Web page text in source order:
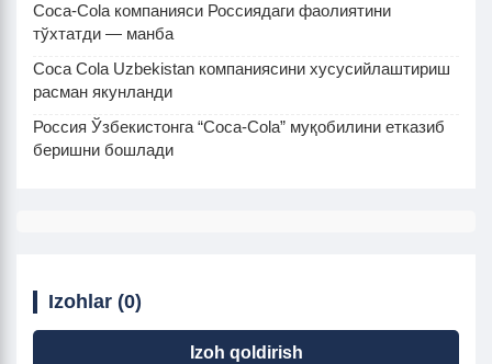
Coca-Cola компанияси Россиядаги фаолиятини
тўхтатди — манба
Coca Cola Uzbekistan компаниясини хусусийлаштириш
расман якунланди
Россия Ўзбекистонга “Coca-Cola” муқобилини етказиб
беришни бошлади
Izohlar (0)
Izoh qoldirish